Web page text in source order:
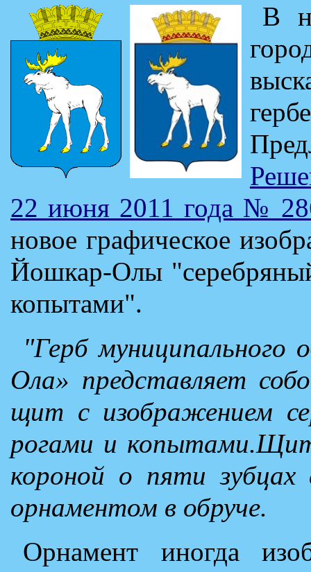
В
22 июня 2011 года №
новое графическое
Йошкар-Олы
копытами".
"Герб муниципального
Ола» представляет
щит с изображением
рогами и
короной о пяти
орнаментом в обруче.
Орнамент иногда